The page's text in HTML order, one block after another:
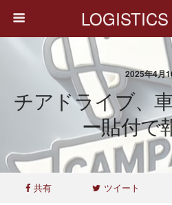
2025年4月
チアドライブ、
ー貼付で
共有 ツイート